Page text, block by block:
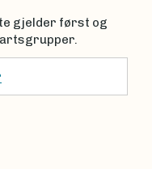
gjelder først og